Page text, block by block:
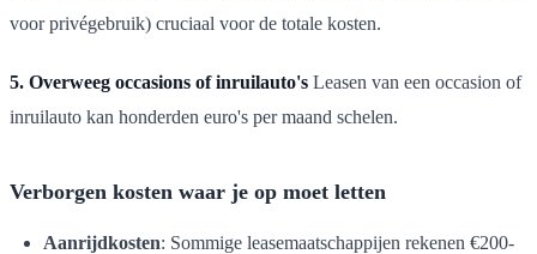
voor privégebruik) cruciaal voor de totale kosten.
5. Overweeg occasions of inruilauto's Leasen van een occasion of
inruilauto kan honderden euro's per maand schelen.
Verborgen kosten waar je op moet letten
Aanrijdkosten: Sommige leasemaatschappijen rekenen €200-